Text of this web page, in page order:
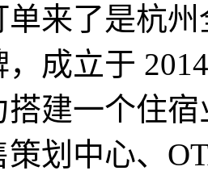
单来了是杭
成立于
搭建一个住
策划中心、